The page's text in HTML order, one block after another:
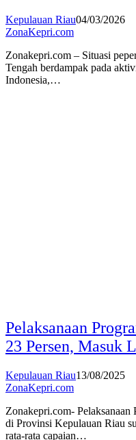
Kepulauan Riau04/03/2026
ZonaKepri.com
Zonakepri.com – Situasi
Tengah berdampak pada
Indonesia,…
Pelaksanaan
23 Persen, Masuk
Kepulauan Riau13/08/2025
ZonaKepri.com
Zonakepri.com-
di Provinsi Kepulauan Riau
rata-rata capaian…